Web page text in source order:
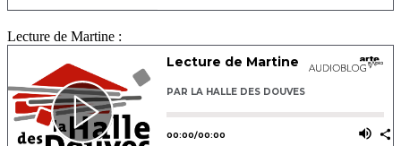
Lecture de Martine :